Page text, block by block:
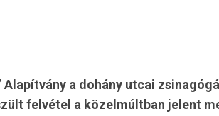
Alapítvány a dohány utcai
felvétel a közelmúltban jelent